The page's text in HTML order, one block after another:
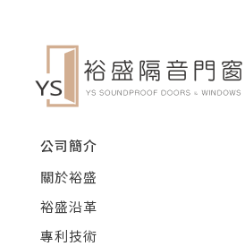
公司簡介
關於裕盛
裕盛沿革
專利技術